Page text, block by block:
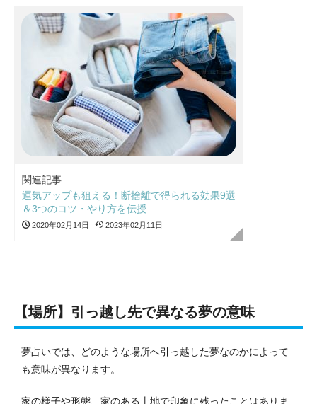
関連記事
運気アップも狙える！断捨離で得られる効果9選
＆3つのコツ・やり方を伝授
2020年02月14日 2023年02月11日
【場所】引っ越し先で異なる夢の意味
夢占いでは、どのような場所へ引っ越した夢なのかによって
も意味が異なります。
家の様子や形態、家のある土地で印象に残ったことはありま